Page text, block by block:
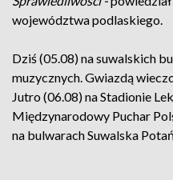
województwa podlaskiego.
Dziś (05.08) na suwalskich
muzycznych. Gwiazdą
Jutro (06.08) na Stadionie
Międzynarodowy Puchar
na bulwarach Suwalska